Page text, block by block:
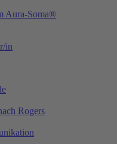
Aura-Soma®
in
Rogers